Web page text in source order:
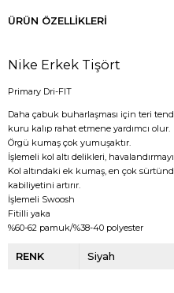
ÜRÜN ÖZELLIKLERI
Nike Erkek Tişört
Primary Dri-FIT
Daha çabuk buharlaşması için teri
kuru kalıp rahat etmene yardımcı olur.
Örgü kumaş çok yumuşaktır.
İşlemeli kol altı delikleri,
Kol altındaki ek kumaş, en çok
kabiliyetini artırır.
İşlemeli Swoosh
Fitilli yaka
%60-62 pamuk/%38-40 polyester
RENK Siyah